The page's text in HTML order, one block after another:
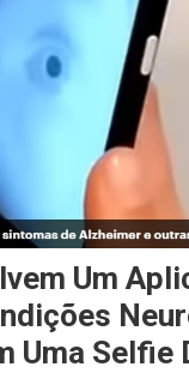
Um
Uma Selfie